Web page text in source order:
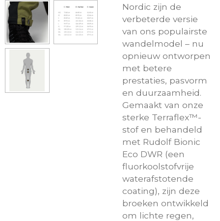
Nordic zijn de
verbeterde versie
van ons populairste
wandelmodel – nu
opnieuw ontworpen
met betere
prestaties, pasvorm
en duurzaamheid.
Gemaakt van onze
sterke Terraflex™-
stof en behandeld
met Rudolf Bionic
Eco DWR (een
fluorkoolstofvrije
waterafstotende
coating), zijn deze
broeken ontwikkeld
om lichte regen,